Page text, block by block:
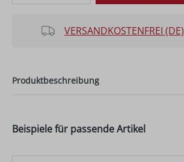
VERSANDKOSTENFREI (DE)
Produktbeschreibung
Beispiele für passende Artikel